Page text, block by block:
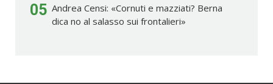
05 Andrea Censi: «Cornuti e mazziati? Berna
dica no al salasso sui frontalieri»